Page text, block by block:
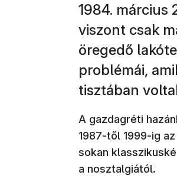
1984. március
viszont csak
öregedő
problémái,
tisztában
A gazdagréti
1987-től 1999-ig
sokan
a nosztalgiától.